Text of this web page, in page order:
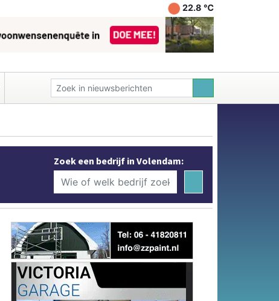
22.8 ℃
Zoek een bedrijf in Volendam: